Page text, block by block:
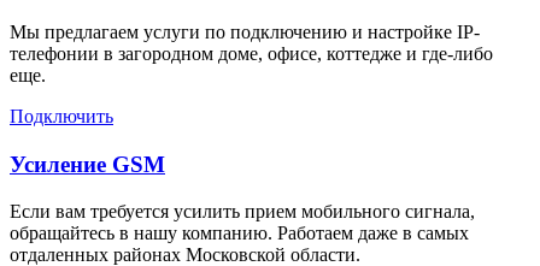
Мы предлагаем услуги по подключению и настройке IP-
телефонии в загородном доме, офисе, коттедже и где-либо
еще.
Подключить
Усиление GSM
Если вам требуется усилить прием мобильного сигнала,
обращайтесь в нашу компанию. Работаем даже в самых
отдаленных районах Московской области.